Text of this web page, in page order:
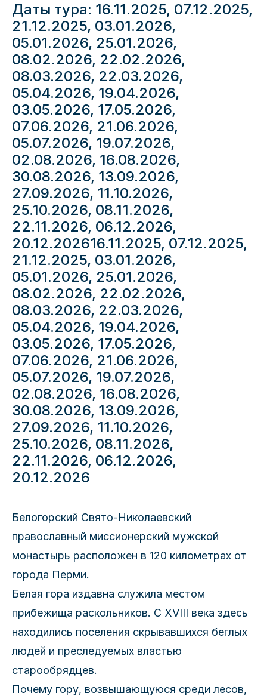
Даты тура: 16.11.2025, 07.12.2025,
21.12.2025, 03.01.2026,
05.01.2026, 25.01.2026,
08.02.2026, 22.02.2026,
08.03.2026, 22.03.2026,
05.04.2026, 19.04.2026,
03.05.2026, 17.05.2026,
07.06.2026, 21.06.2026,
05.07.2026, 19.07.2026,
02.08.2026, 16.08.2026,
30.08.2026, 13.09.2026,
27.09.2026, 11.10.2026,
25.10.2026, 08.11.2026,
22.11.2026, 06.12.2026,
20.12.202616.11.2025, 07.12.2025,
21.12.2025, 03.01.2026,
05.01.2026, 25.01.2026,
08.02.2026, 22.02.2026,
08.03.2026, 22.03.2026,
05.04.2026, 19.04.2026,
03.05.2026, 17.05.2026,
07.06.2026, 21.06.2026,
05.07.2026, 19.07.2026,
02.08.2026, 16.08.2026,
30.08.2026, 13.09.2026,
27.09.2026, 11.10.2026,
25.10.2026, 08.11.2026,
22.11.2026, 06.12.2026,
20.12.2026
Белогорский Свято-Николаевский
православный миссионерский мужской
монастырь расположен в 120 километрах от
города Перми.
Белая гора издавна служила местом
прибежища раскольников. С XVIII века здесь
находились поселения скрывавшихся беглых
людей и преследуемых властью
старообрядцев.
Почему гору, возвышающуюся среди лесов,